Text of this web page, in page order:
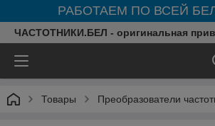
РАБОТАЕМ ПО ВСЕЙ
ЧАСТОТНИКИ.БЕЛ - оригинальная
Товары Преобразователи